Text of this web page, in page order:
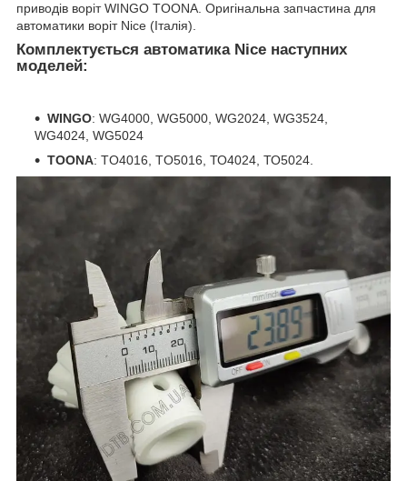
приводів воріт WINGO TOONA. Оригінальна запчастина для
автоматики воріт Nice (Італія).
Комплектується автоматика Nice наступних
моделей:
WINGO: WG4000, WG5000, WG2024, WG3524,
WG4024, WG5024
TOONA: TO4016, TO5016, ТО4024, ТО5024.